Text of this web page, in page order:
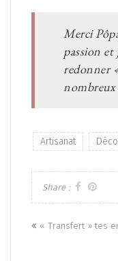
Merci
passion
redonner
nombreux
Artisanat
Share :
Posts
« Transfert » tes